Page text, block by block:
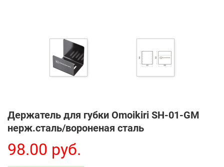
Держатель для губки Omoikiri SH-01-GM
нерж.сталь/вороненая сталь
98.00 руб.